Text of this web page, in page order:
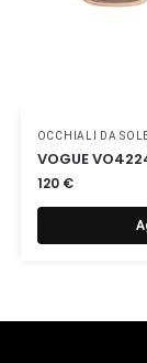
OCCHIALI DA
VOGUE
120 €